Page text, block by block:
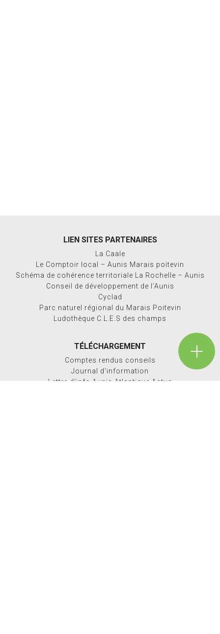
LIEN SITES PARTENAIRES
La Caale
Le Comptoir local – Aunis Marais poitevin
Schéma de cohérence territoriale La Rochelle – Aunis
Conseil de développement de l’Aunis
Cyclad
Parc naturel régional du Marais Poitevin
Ludothèque C.L.E.S des champs
TÉLÉCHARGEMENT
Comptes rendus conseils
Journal d’information
Lettre d’info Aunis Atlantique Actus